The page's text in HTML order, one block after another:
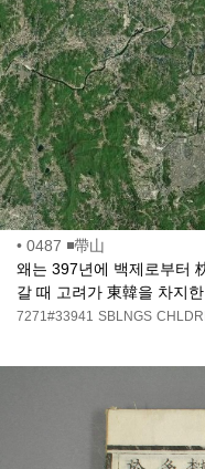
• 0487 ◾帶山
왜는 397년에 백제로부터
갈 때 고려가 東韓을 차지
7271#33941 SBLNGS